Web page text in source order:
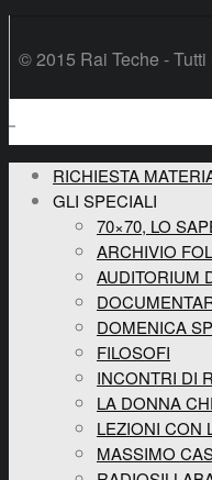
© 2015 Rai Teche -
RICHIESTA
GLI SPECIALI
70×70, LO
ARCHIVIO
AUDITORIUM
DOMENICA
FILOSOFI
INCONTRI DI
LA DONNA
LEZIONI CON
MASSIMO